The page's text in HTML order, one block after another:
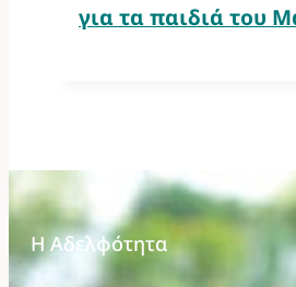
για τα παιδιά του
Η Αδελφότητα